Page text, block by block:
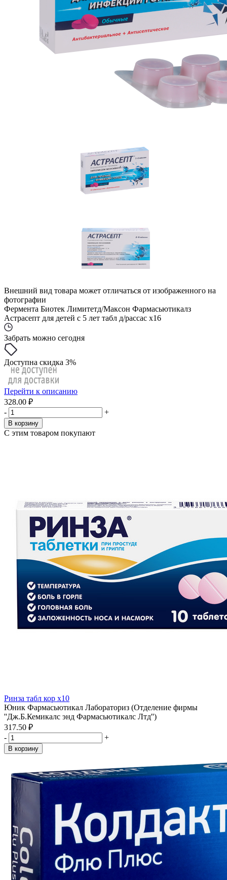
Внешний вид товара может отличаться от изображенного на
фотографии
Фермента Биотек Лимитетд/Максон Фармасьютикалз
Астрасепт для детей с 5 лет табл д/рассас x16
Забрать можно сегодня
Доступна скидка 3%
Перейти к описанию
328.00 ₽
-
+
В корзину
С этим товаром покупают
Ринза табл кор x10
Юник Фармасьютикал Лабораториз (Отделение фирмы
''Дж.Б.Кемикалс энд Фармасьютикалс Лтд'')
317.50 ₽
-
+
В корзину